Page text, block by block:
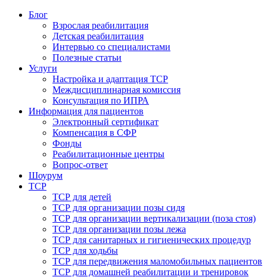
Блог
Взрослая реабилитация
Детская реабилитация
Интервью со специалистами
Полезные статьи
Услуги
Настройка и адаптация ТСР
Междисциплинарная комиссия
Консультация по ИПРА
Информация для пациентов
Электронный сертификат
Компенсация в СФР
Фонды
Реабилитационные центры
Вопрос-ответ
Шоурум
ТСР
ТСР для детей
ТСР для организации позы сидя
ТСР для организации вертикализации (поза стоя)
ТСР для организации позы лежа
ТСР для санитарных и гигиенических процедур
ТСР для ходьбы
ТСР для передвижения маломобильных пациентов
ТСР для домашней реабилитации и тренировок